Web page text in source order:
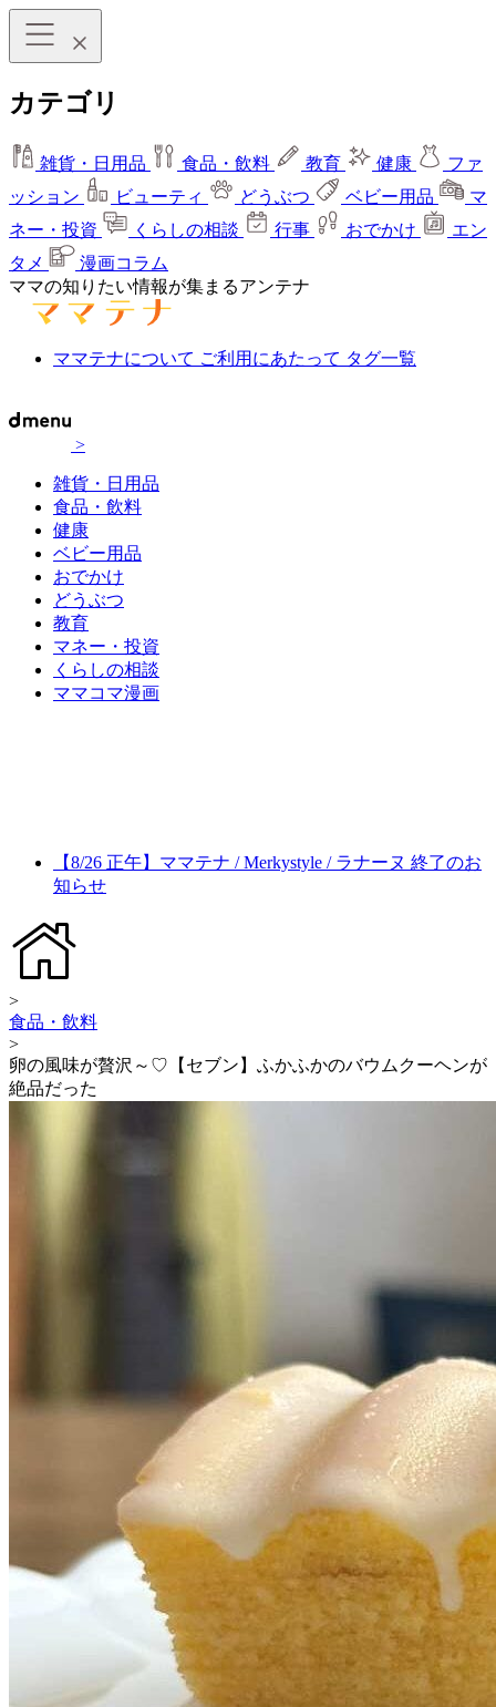
カテゴリ
雑貨・日用品 食品・飲料 教育 健康
ファ
ッション
ビューティ どうぶつ ベビー用品
マ
ネー・投資
くらしの相談 行事 おでかけ
エン
タメ
漫画コラム
ママの知りたい情報が集まるアンテナ
ママテナについて ご利用にあたって タグ一覧
>
雑貨・日用品
食品・飲料
健康
ベビー用品
おでかけ
どうぶつ
教育
マネー・投資
くらしの相談
ママコマ漫画
【8/26 正午】ママテナ / Merkystyle / ラナーヌ 終了のお
知らせ
>
食品・飲料
>
卵の風味が贅沢～♡【セブン】ふかふかのバウムクーヘンが
絶品だった